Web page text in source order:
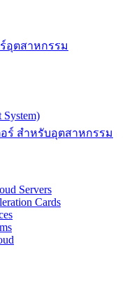
อุตสาหกรรม
ร์ สำหรับอุตสาหกรรม
Servers
Cards